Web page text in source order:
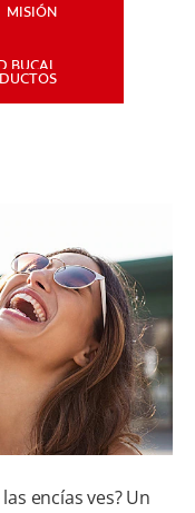
PROFESIONALES
AR (ES)
SUSCRIBITE
MISIÓN
BUCAL
encías ves? Un